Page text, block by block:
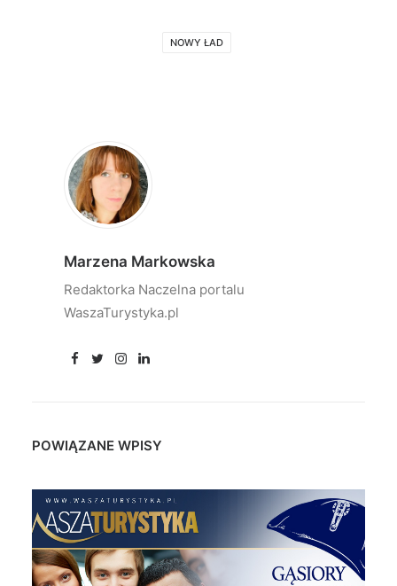
NOWY ŁAD
Marzena Markowska
Redaktorka Naczelna portalu
WaszaTurystyka.pl
POWIĄZANE WPISY